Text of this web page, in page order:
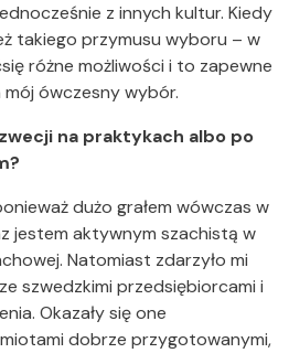
z innych kultur. Kiedy
takiego przymusu wyboru – w
różne możliwości i to zapewne
mój ówczesny wybór.
na praktykach albo po
dużo grałem wówczas w
jestem aktywnym szachistą w
Natomiast zdarzyło mi
szwedzkimi przedsiębiorcami i
Okazały się one
dobrze przygotowanymi,